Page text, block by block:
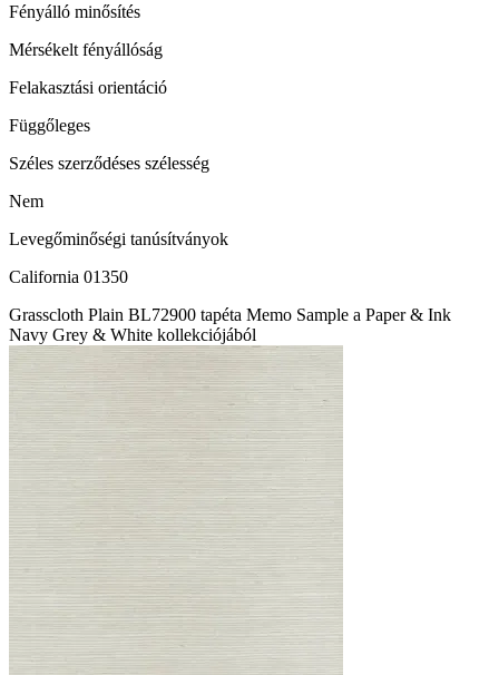
Fényálló minősítés
Mérsékelt fényállóság
Felakasztási orientáció
Függőleges
Széles szerződéses szélesség
Nem
Levegőminőségi tanúsítványok
California 01350
Grasscloth Plain BL72900 tapéta Memo Sample a Paper & Ink
Navy Grey & White kollekciójából